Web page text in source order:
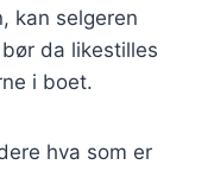
kan selgeren
da likestilles
i boet.
hva som er